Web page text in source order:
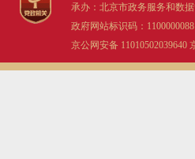
承办：北京市政务服务和数
政府网站标识码：1100000088
京公网安备 11010502039640